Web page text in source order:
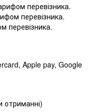
перевізника.
перевізника.
перевізника.
Apple pay, Google
отриманні)